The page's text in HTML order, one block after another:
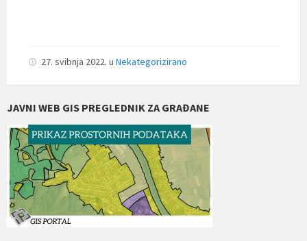
27. svibnja 2022. u Nekategorizirano
JAVNI WEB GIS PREGLEDNIK ZA GRAĐANE